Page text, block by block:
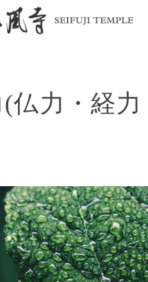
仏力・経